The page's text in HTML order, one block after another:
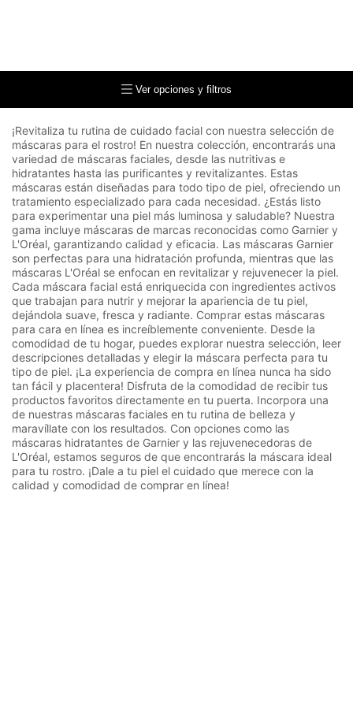
Ver opciones y filtros
¡Revitaliza tu rutina de cuidado facial con nuestra selección de
máscaras para el rostro! En nuestra colección, encontrarás una
variedad de máscaras faciales, desde las nutritivas e
hidratantes hasta las purificantes y revitalizantes. Estas
máscaras están diseñadas para todo tipo de piel, ofreciendo un
tratamiento especializado para cada necesidad. ¿Estás listo
para experimentar una piel más luminosa y saludable? Nuestra
gama incluye máscaras de marcas reconocidas como Garnier y
L'Oréal, garantizando calidad y eficacia. Las máscaras Garnier
son perfectas para una hidratación profunda, mientras que las
máscaras L'Oréal se enfocan en revitalizar y rejuvenecer la piel.
Cada máscara facial está enriquecida con ingredientes activos
que trabajan para nutrir y mejorar la apariencia de tu piel,
dejándola suave, fresca y radiante. Comprar estas máscaras
para cara en línea es increíblemente conveniente. Desde la
comodidad de tu hogar, puedes explorar nuestra selección, leer
descripciones detalladas y elegir la máscara perfecta para tu
tipo de piel. ¡La experiencia de compra en línea nunca ha sido
tan fácil y placentera! Disfruta de la comodidad de recibir tus
productos favoritos directamente en tu puerta. Incorpora una
de nuestras máscaras faciales en tu rutina de belleza y
maravíllate con los resultados. Con opciones como las
máscaras hidratantes de Garnier y las rejuvenecedoras de
L'Oréal, estamos seguros de que encontrarás la máscara ideal
para tu rostro. ¡Dale a tu piel el cuidado que merece con la
calidad y comodidad de comprar en línea!